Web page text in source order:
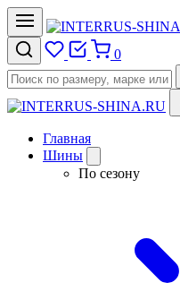
0
Главная
Шины
По сезону